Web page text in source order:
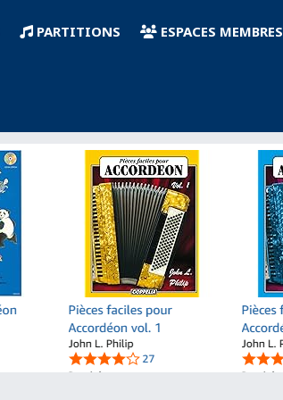
PARTITIONS ESPACES MEMBRES